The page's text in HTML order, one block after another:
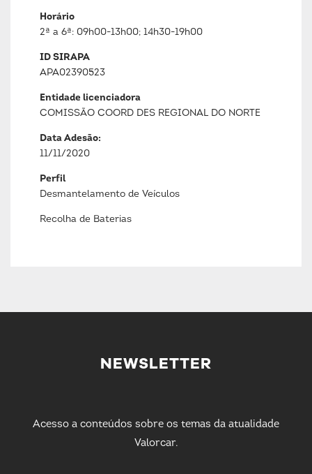
Horário
2ª a 6ª: 09h00-13h00; 14h30-19h00
ID SIRAPA
APA02390523
Entidade licenciadora
COMISSÃO COORD DES REGIONAL DO NORTE
Data Adesão:
11/11/2020
Perfil
Desmantelamento de Veículos
Recolha de Baterias
NEWSLETTER
Acesso a conteúdos sobre os temas da atualidade
Valorcar.